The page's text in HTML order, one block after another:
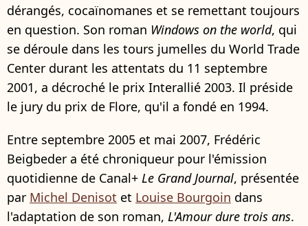
dérangés, cocaïnomanes et se remettant toujours
en question. Son roman Windows on the world, qui
se déroule dans les tours jumelles du World Trade
Center durant les attentats du 11 septembre
2001, a décroché le prix Interallié 2003. Il préside
le jury du prix de Flore, qu'il a fondé en 1994.
Entre septembre 2005 et mai 2007, Frédéric
Beigbeder a été chroniqueur pour l'émission
quotidienne de Canal+ Le Grand Journal, présentée
par Michel Denisot et Louise Bourgoin dans
l'adaptation de son roman, L'Amour dure trois ans.